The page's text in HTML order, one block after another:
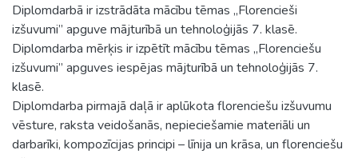
Diplomdarbā ir izstrādāta mācību tēmas „Florencieši
izšuvumi” apguve mājturībā un tehnoloģijās 7. klasē.
Diplomdarba mērķis ir izpētīt mācību tēmas „Florenciešu
izšuvumi” apguves iespējas mājturībā un tehnoloģijās 7.
klasē.
Diplomdarba pirmajā daļā ir aplūkota florenciešu izšuvumu
vēsture, raksta veidošanās, nepieciešamie materiāli un
darbarīki, kompozīcijas principi – līnija un krāsa, un florenciešu